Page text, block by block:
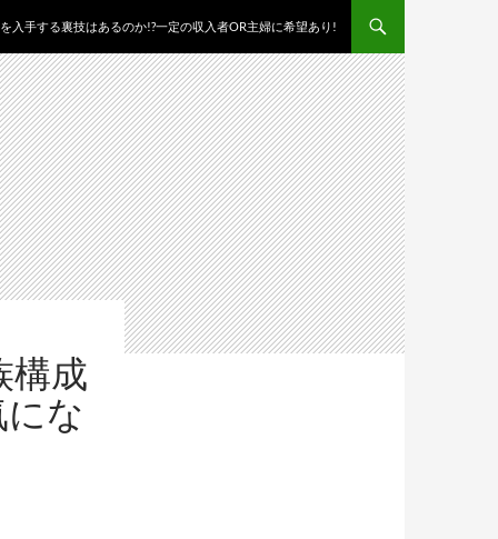
入手する裏技はあるのか!?一定の収入者OR主婦に希望あり!
構成
な